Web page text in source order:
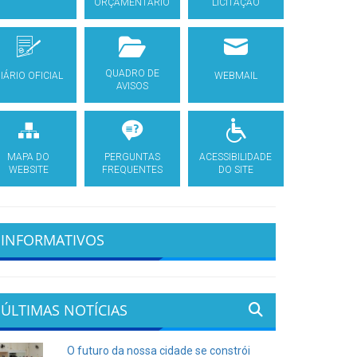
ORÇAMENTÁRIO LICITAÇÃO
OFICIAL
QUADRO DE
AVISOS
WEBMAIL
MAPA DO
WEBSITE
PERGUNTAS
FREQUENTES
ACESSIBILIDADE
DO SITE
INFORMATIVOS
ÚLTIMAS NOTÍCIAS
O futuro da nossa cidade se constrói